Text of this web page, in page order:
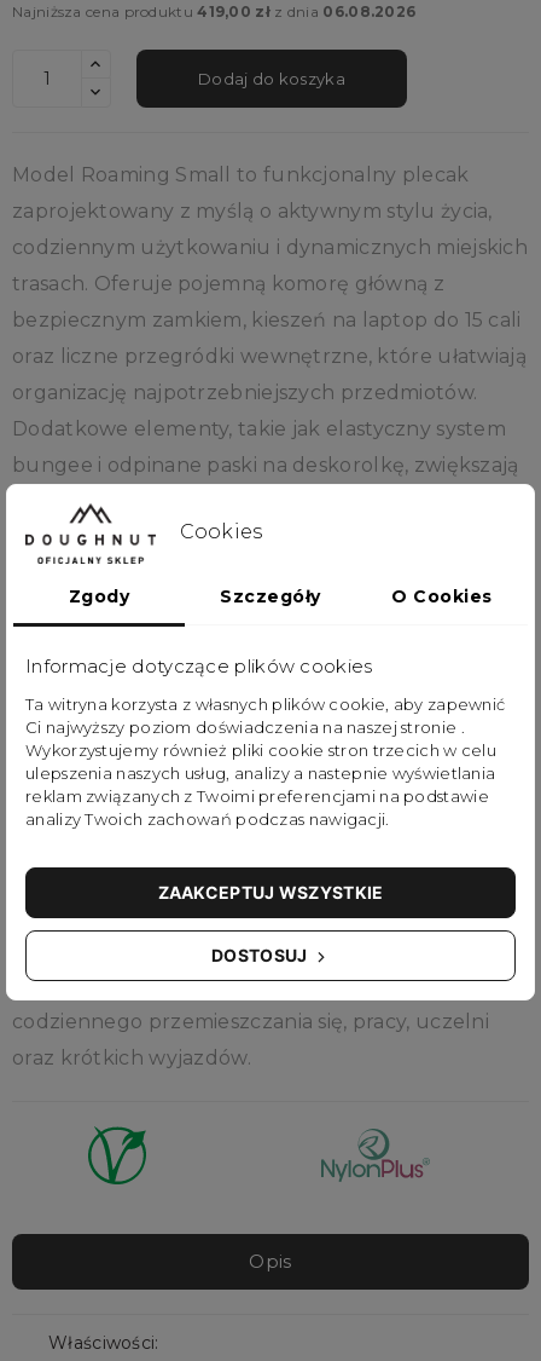
Najniższa cena produktu419,00 złz dnia 06.08.2026
Dodaj do koszyka
Model Roaming Small to funkcjonalny plecak
zaprojektowany z myślą o aktywnym stylu życia,
codziennym użytkowaniu i dynamicznych miejskich
trasach. Oferuje pojemną komorę główną z
bezpiecznym zamkiem, kieszeń na laptop do 15 cali
oraz liczne przegródki wewnętrzne, które ułatwiają
organizację najpotrzebniejszych przedmiotów.
Dodatkowe elementy, takie jak elastyczny system
bungee i odpinane paski na deskorolkę, zwiększają
wszechstronność plecaka w różnych warunkach i
zastosowaniach.
Street Cruise III Series charakteryzuje się
wykorzystaniem wytrzymałych, wodoodpornych
materiałów oraz nowoczesnym, użytkowym
designem inspirowanym miejskim stylem życia. Seria
stawia na praktyczność, trwałość i wygodę, łącząc je
z wyrazistymi, technicznymi detalami, które
wspierają codzienną mobilność.
Połączenie wysokiej jakości tkanin, wielostopniowej
organizacji oraz wygodnego systemu nośnego
sprawia, że wariant Street Cruise III modelu
Roaming Small jest idealnym plecakiem do
codziennego przemieszczania się, pracy, uczelni
oraz krótkich wyjazdów.
Opis
Właściwości:
Cookies
Zgody Szczegóły O Cookies
Informacje dotyczące plików cookies
Ta witryna korzysta z własnych plików cookie, aby zapewnić
Ci najwyższy poziom doświadczenia na naszej stronie .
Wykorzystujemy również pliki cookie stron trzecich w celu
ulepszenia naszych usług, analizy a nastepnie wyświetlania
reklam związanych z Twoimi preferencjami na podstawie
analizy Twoich zachowań podczas nawigacji.
DOSTOSUJ
ZAAKCEPTUJ WSZYSTKIE